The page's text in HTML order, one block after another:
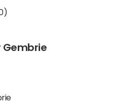
Gembrie